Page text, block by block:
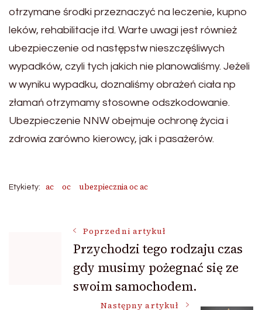
otrzymane środki przeznaczyć na leczenie, kupno
leków, rehabilitacje itd. Warte uwagi jest również
ubezpieczenie od następstw nieszczęśliwych
wypadków, czyli tych jakich nie planowaliśmy. Jeżeli
w wyniku wypadku, doznaliśmy obrażeń ciała np
złamań otrzymamy stosowne odszkodowanie.
Ubezpieczenie NNW obejmuje ochronę życia i
zdrowia zarówno kierowcy, jak i pasażerów.
Etykiety: ac oc ubezpiecznia oc ac
Nawigacja
wpisu
Poprzedni artykuł
Przychodzi tego rodzaju czas
gdy musimy pożegnać się ze
swoim samochodem.
Następny artykuł